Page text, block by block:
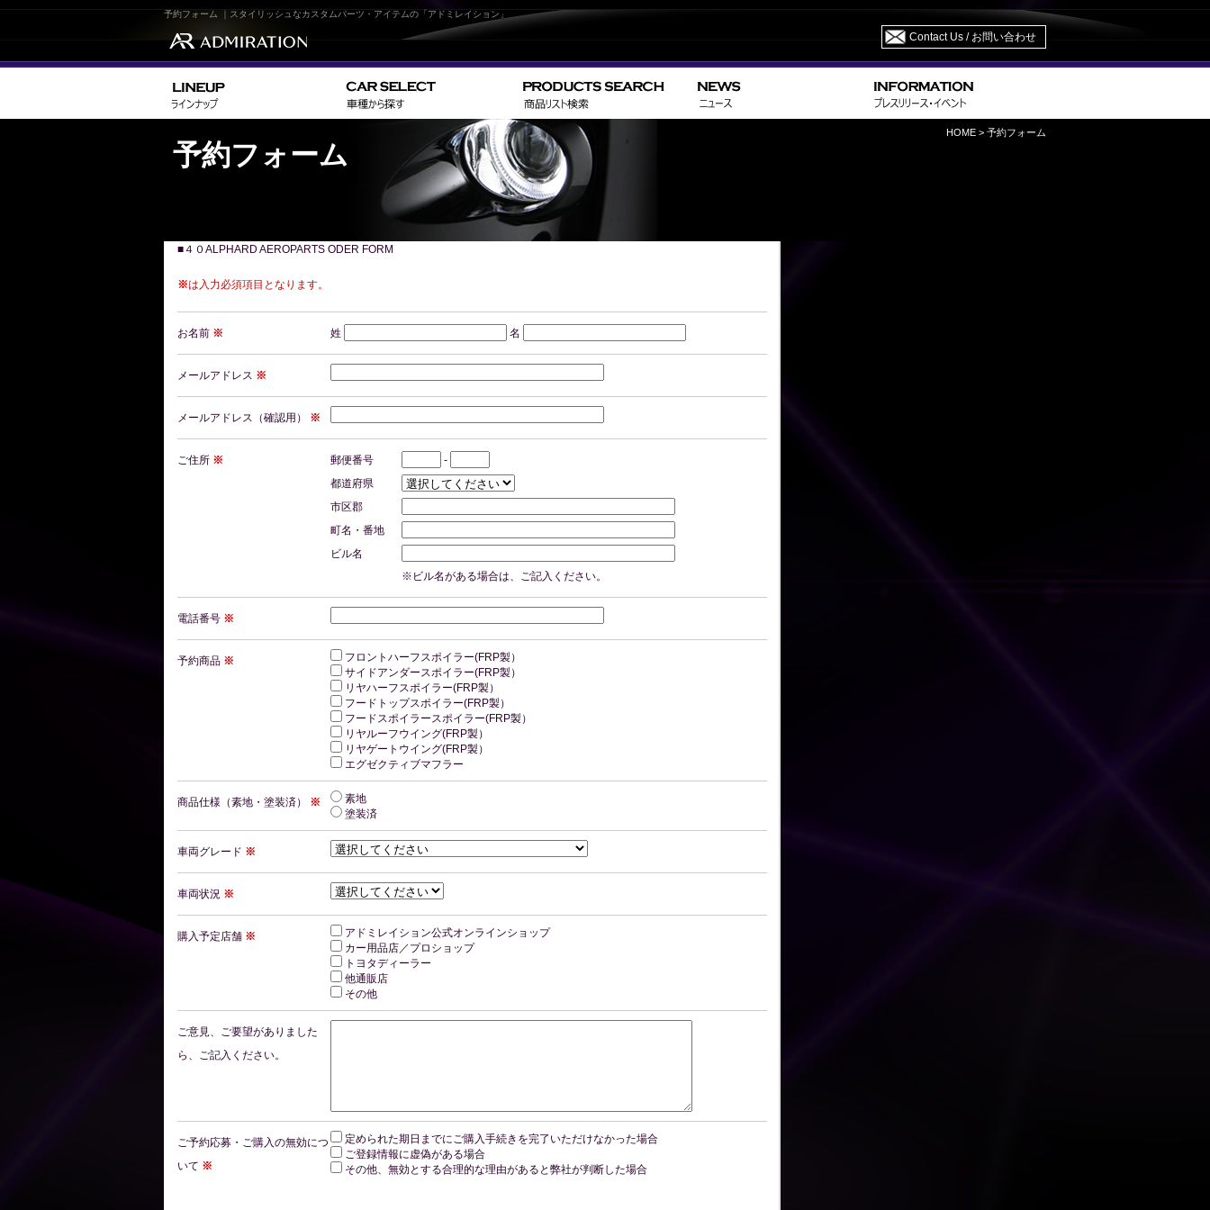
予約フォーム ｜スタイリッシュなカスタムパーツ・アイテムの「アドミレイション」
Contact Us / お問い合わせ
予約フォーム
■４０ALPHARD AEROPARTS ODER FORM
※は入力必須項目となります。
お名前 ※ 姓 名
メールアドレス ※
メールアドレス（確認用） ※
ご住所 ※ 郵便番号
-
都道府県
市区郡
町名・番地
ビル名
※ビル名がある場合は、ご記入ください。
電話番号 ※
予約商品 ※
フロントハーフスポイラー(FRP製）
サイドアンダースポイラー(FRP製）
リヤハーフスポイラー(FRP製）
フードトップスポイラー(FRP製）
フードスポイラースポイラー(FRP製）
リヤルーフウイング(FRP製）
リヤゲートウイング(FRP製）
エグゼクティブマフラー
商品仕様（素地・塗装済） ※
素地
塗装済
車両グレード ※
車両状況 ※
購入予定店舗 ※
アドミレイション公式オンラインショップ
カー用品店／プロショップ
トヨタディーラー
他通販店
その他
ご意見、ご要望がありました
ら、ご記入ください。
ご予約応募・ご購入の無効につ
いて ※
定められた期日までにご購入手続きを完了いただけなかった場合
ご登録情報に虚偽がある場合
その他、無効とする合理的な理由があると弊社が判断した場合
HOME > 予約フォーム